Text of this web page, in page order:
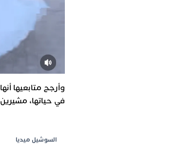
وأرجح متابعيها
في حياتها،
السوشيل ميديا